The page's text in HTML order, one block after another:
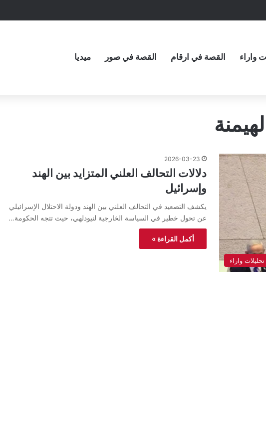
واراء القصة في ارقام القصة في صور ميديا
تحليلات واراء
2026-03-23
دلالات التحالف العلني المتزايد بين الهند
وإسرائيل
يكشف التصعيد في التحالف العلني بين الهند ودولة الاحتلال الإسرائيلي
عن تحول خطير في السياسة الخارجية لنيودلهي، حيث تتجه الحكومة…
أكمل القراءة »